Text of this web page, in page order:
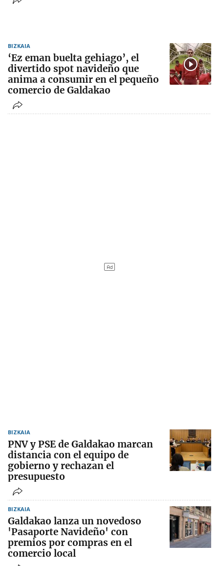
BIZKAIA
‘Ez eman buelta gehiago’, el
divertido spot navideño que
anima a consumir en el pequeño
comercio de Galdakao
BIZKAIA
PNV y PSE de Galdakao marcan
distancia con el equipo de
gobierno y rechazan el
presupuesto
BIZKAIA
Galdakao lanza un novedoso
'Pasaporte Navideño' con
premios por compras en el
comercio local